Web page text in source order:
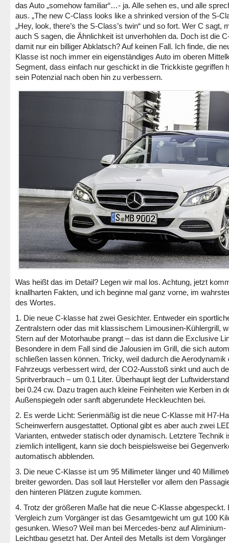
das Auto „somehow familiar“…- ja. Alle sehen es, und alle
aus. „The new C-Class looks like a shrinked version of the S-
„Hey, look, there’s the S-Class’s twin“ und so fort. Wer C sagt,
auch S sagen, die Ähnlichkeit ist unverhohlen da. Doch ist die
damit nur ein billiger Abklatsch? Auf keinen Fall. Ich finde, die
Klasse ist noch immer ein eigenständiges Auto im oberen
Segment, dass einfach nur geschickt in die Trickkiste gegriffen
sein Potenzial nach oben hin zu verbessern.
Was heißt das im Detail? Legen wir mal los. Achtung, jetzt
knallharten Fakten, und ich beginne mal ganz vorne, im
des Wortes.
1. Die neue C-klasse hat zwei Gesichter. Entweder ein
Zentralstern oder das mit klassischem Limousinen-Kühlergrill,
Stern auf der Motorhaube prangt – das ist dann die Exclusive
Besondere in dem Fall sind die Jalousien im Grill, die sich
schließen lassen können. Tricky, weil dadurch die Aerodynamik
Fahrzeugs verbessert wird, der CO2-Ausstoß sinkt und auch
Spritverbrauch – um 0.1 Liter. Überhaupt liegt der
bei 0.24 cw. Dazu tragen auch kleine Feinheiten wie Kerben in
Außenspiegeln oder sanft abgerundete Heckleuchten bei.
2. Es werde Licht: Serienmäßig ist die neue C-Klasse mit H7-
Scheinwerfern ausgestattet. Optional gibt es aber auch zwei
Varianten, entweder statisch oder dynamisch. Letztere Technik
ziemlich intelligent, kann sie doch beispielsweise bei
automatisch abblenden.
3. Die neue C-Klasse ist um 95 Millimeter länger und 40
breiter geworden. Das soll laut Hersteller vor allem den
den hinteren Plätzen zugute kommen.
4. Trotz der größeren Maße hat die neue C-Klasse abgespeckt.
Vergleich zum Vorgänger ist das Gesamtgewicht um gut 100
gesunken. Wieso? Weil man bei Mercedes-benz auf Aliminium-
Leichtbau gesetzt hat. Der Anteil des Metalls ist dem Vorgänger